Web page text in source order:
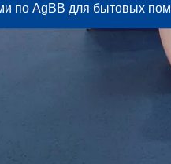
по AgBB для бытовых